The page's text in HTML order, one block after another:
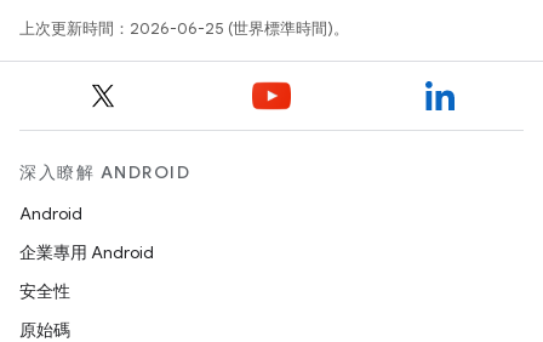
上次更新時間：2026-06-25 (世界標準時間)。
深入瞭解 ANDROID
Android
企業專用 Android
安全性
原始碼